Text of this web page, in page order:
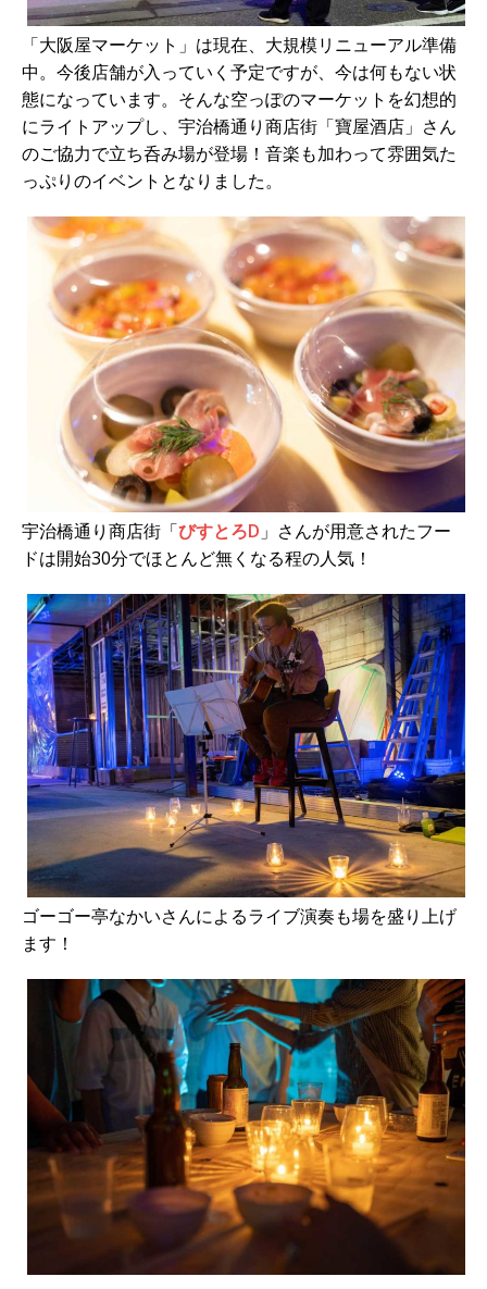
「大阪屋マーケット」は現在、大規模リニューアル準備
中。今後店舗が入っていく予定ですが、今は何もない状
態になっています。そんな空っぽのマーケットを幻想的
にライトアップし、宇治橋通り商店街「寶屋酒店」さん
のご協力で立ち呑み場が登場！音楽も加わって雰囲気た
っぷりのイベントとなりました。
宇治橋通り商店街「びすとろD 」さんが用意されたフー
ドは開始30分でほとんど無くなる程の人気！
ゴーゴー亭なかいさんによるライブ演奏も場を盛り上げ
ます！